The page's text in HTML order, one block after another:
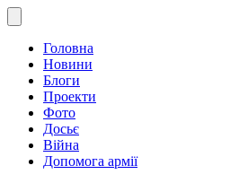
Головна
Новини
Блоги
Проекти
Фото
Досьє
Війна
Допомога армії